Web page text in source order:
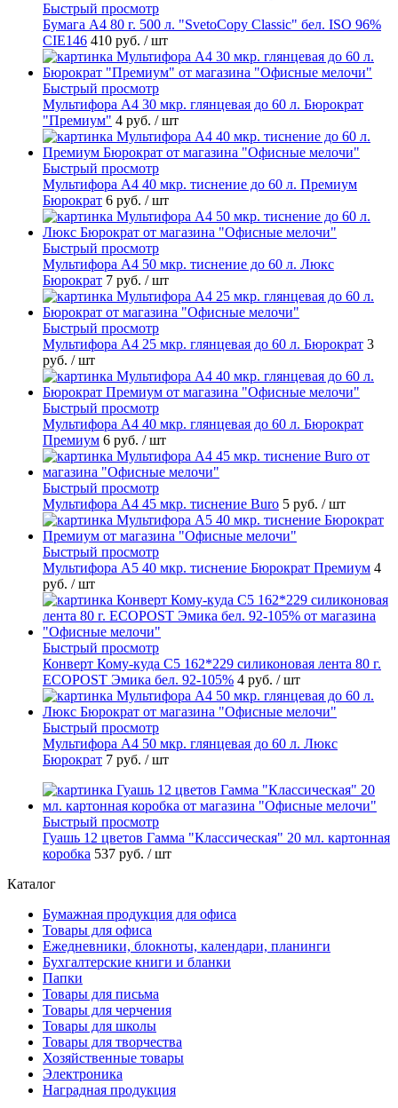
Быстрый просмотр
Бумага А4 80 г. 500 л. "SvetoCopy Classic" бел. ISO 96%
CIE146 410 руб. / шт
Быстрый просмотр
Мультифора А4 30 мкр. глянцевая до 60 л. Бюрократ
"Премиум" 4 руб. / шт
Быстрый просмотр
Мультифора А4 40 мкр. тиснение до 60 л. Премиум
Бюрократ 6 руб. / шт
Быстрый просмотр
Мультифора А4 50 мкр. тиснение до 60 л. Люкс
Бюрократ 7 руб. / шт
Быстрый просмотр
Мультифора А4 25 мкр. глянцевая до 60 л. Бюрократ 3
руб. / шт
Быстрый просмотр
Мультифора А4 40 мкр. глянцевая до 60 л. Бюрократ
Премиум 6 руб. / шт
Быстрый просмотр
Мультифора А4 45 мкр. тиснение Buro 5 руб. / шт
Быстрый просмотр
Мультифора А5 40 мкр. тиснение Бюрократ Премиум 4
руб. / шт
Быстрый просмотр
Конверт Кому-куда С5 162*229 силиконовая лента 80 г.
ECOPOST Эмика бел. 92-105% 4 руб. / шт
Быстрый просмотр
Мультифора А4 50 мкр. глянцевая до 60 л. Люкс
Бюрократ 7 руб. / шт
Быстрый просмотр
Гуашь 12 цветов Гамма "Классическая" 20 мл. картонная
коробка 537 руб. / шт
Каталог
Бумажная продукция для офиса
Товары для офиса
Ежедневники, блокноты, календари, планинги
Бухгалтерские книги и бланки
Папки
Товары для письма
Товары для черчения
Товары для школы
Товары для творчества
Хозяйственные товары
Электроника
Наградная продукция